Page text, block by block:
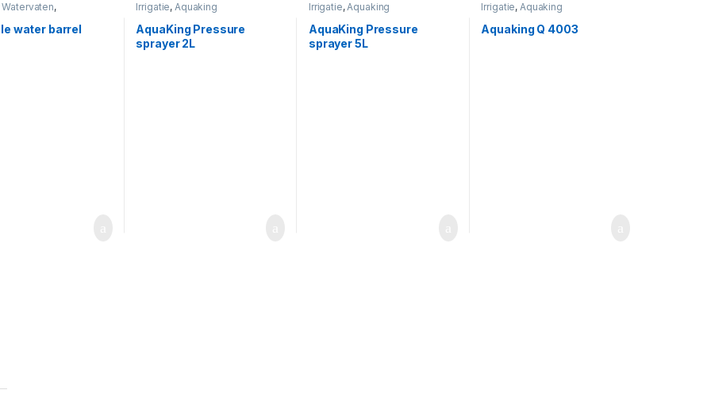
Watervaten,
water barrel
Irrigatie, Aquaking
AquaKing Pressure
sprayer 2L
Irrigatie,Aquaking
AquaKing Pressure
sprayer 5L
Irrigatie, Aquaking
Aquaking Q 4003